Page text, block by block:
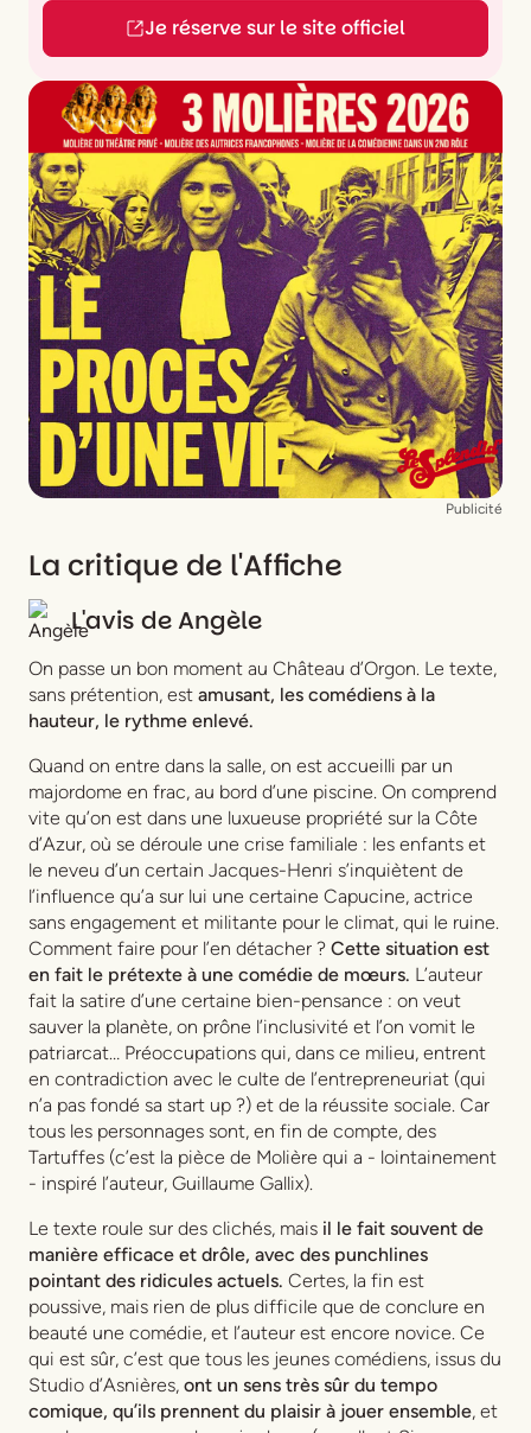
Je réserve sur le site officiel
Publicité
La critique de l'Affiche
L'avis deAngèle
On passe un bon moment au Château d’Orgon. Le texte,
sans prétention, est amusant, les comédiens à la
hauteur, le rythme enlevé.
Quand on entre dans la salle, on est accueilli par un
majordome en frac, au bord d’une piscine. On comprend
vite qu’on est dans une luxueuse propriété sur la Côte
d’Azur, où se déroule une crise familiale : les enfants et
le neveu d’un certain Jacques-Henri s’inquiètent de
l’influence qu’a sur lui une certaine Capucine, actrice
sans engagement et militante pour le climat, qui le ruine.
Comment faire pour l’en détacher ? Cette situation est
en fait le prétexte à une comédie de mœurs. L’auteur
fait la satire d’une certaine bien-pensance : on veut
sauver la planète, on prône l’inclusivité et l’on vomit le
patriarcat… Préoccupations qui, dans ce milieu, entrent
en contradiction avec le culte de l’entrepreneuriat (qui
n’a pas fondé sa start up ?) et de la réussite sociale. Car
tous les personnages sont, en fin de compte, des
Tartuffes (c’est la pièce de Molière qui a - lointainement
- inspiré l’auteur, Guillaume Gallix).
Le texte roule sur des clichés, mais il le fait souvent de
manière efficace et drôle, avec des punchlines
pointant des ridicules actuels. Certes, la fin est
poussive, mais rien de plus difficile que de conclure en
beauté une comédie, et l’auteur est encore novice. Ce
qui est sûr, c’est que tous les jeunes comédiens, issus du
Studio d’Asnières, ont un sens très sûr du tempo
comique, qu’ils prennent du plaisir à jouer ensemble, et